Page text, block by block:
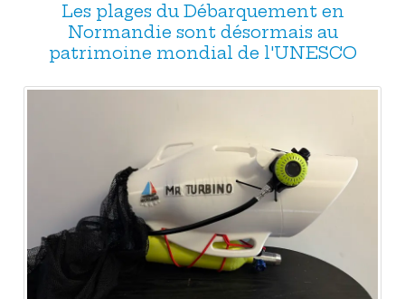
Les plages du Débarquement en
Normandie sont désormais au
patrimoine mondial de l'UNESCO